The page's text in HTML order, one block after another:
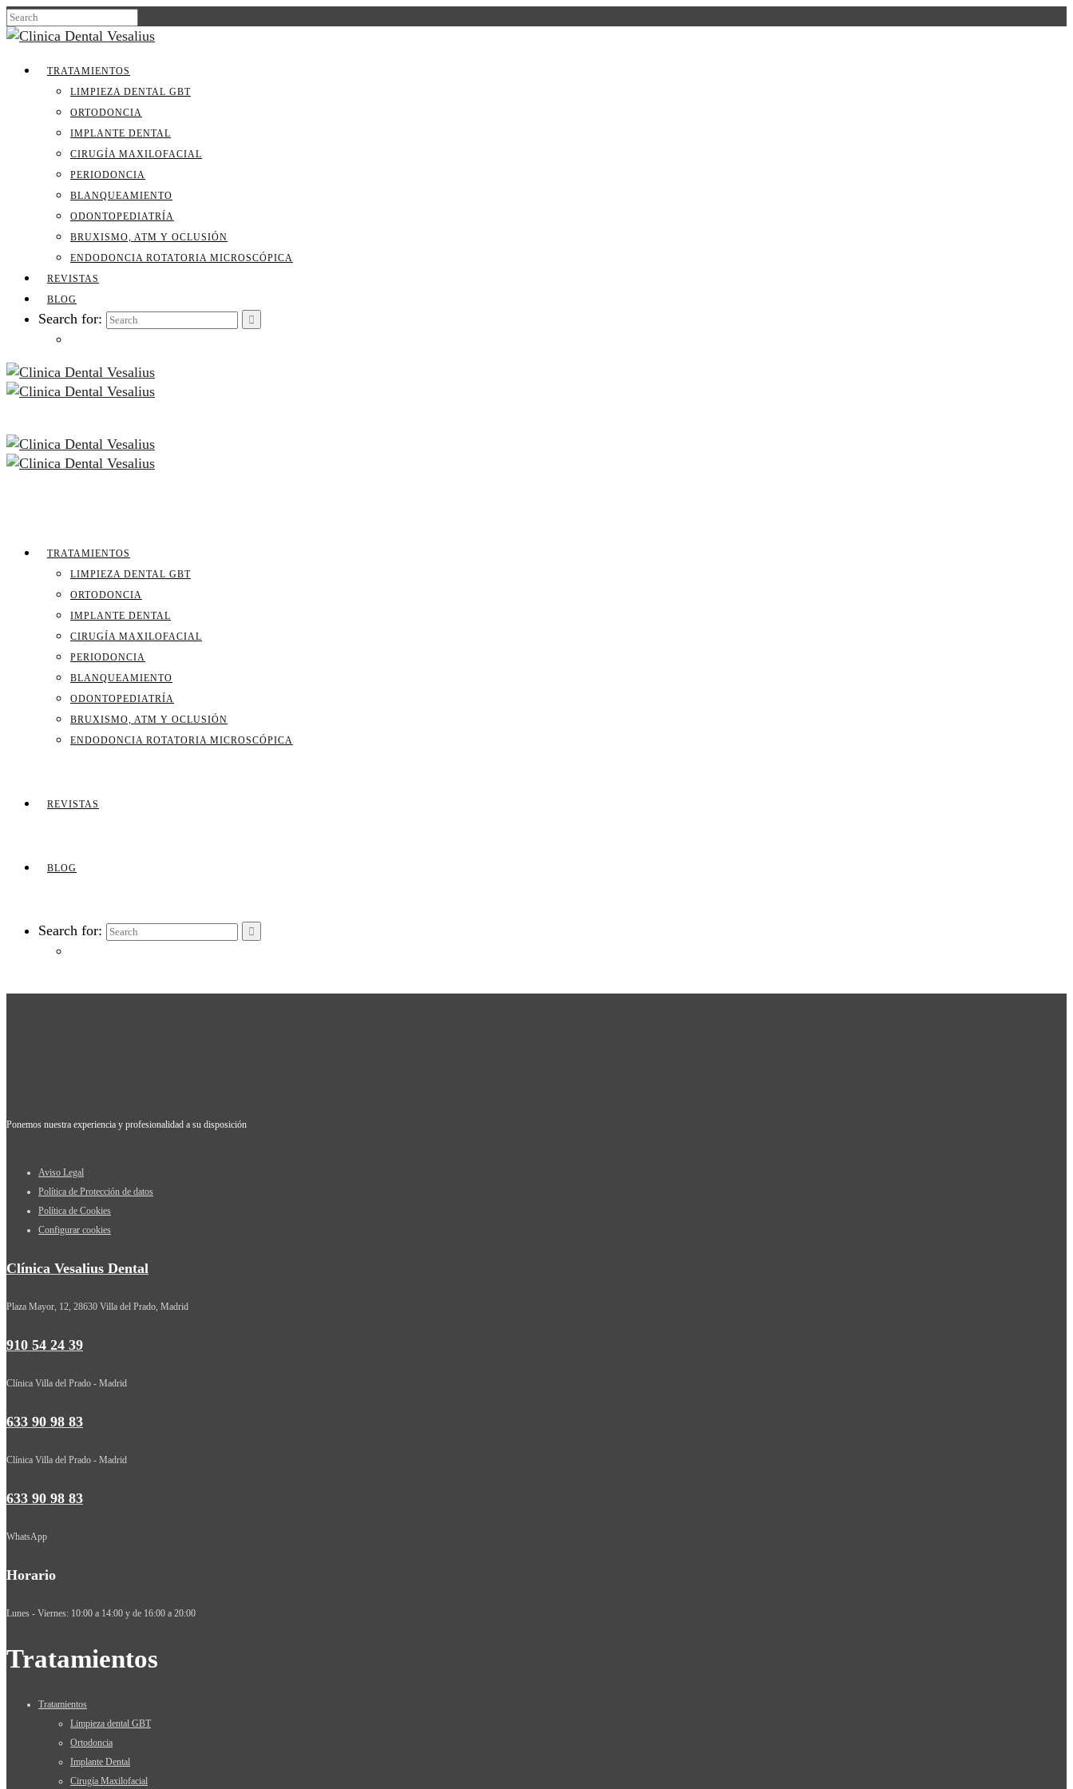
TRATAMIENTOS
LIMPIEZA DENTAL GBT
ORTODONCIA
IMPLANTE DENTAL
CIRUGÍA MAXILOFACIAL
PERIODONCIA
BLANQUEAMIENTO
ODONTOPEDIATRÍA
BRUXISMO, ATM Y OCLUSIÓN
ENDODONCIA ROTATORIA MICROSCÓPICA
REVISTAS
BLOG
Search for:
TRATAMIENTOS
LIMPIEZA DENTAL GBT
ORTODONCIA
IMPLANTE DENTAL
CIRUGÍA MAXILOFACIAL
PERIODONCIA
BLANQUEAMIENTO
ODONTOPEDIATRÍA
BRUXISMO, ATM Y OCLUSIÓN
ENDODONCIA ROTATORIA MICROSCÓPICA
REVISTAS
BLOG
Search for:
Ponemos nuestra experiencia y profesionalidad a su disposición
Aviso Legal
Política de Protección de datos
Política de Cookies
Configurar cookies
Clínica Vesalius Dental
Plaza Mayor, 12, 28630 Villa del Prado, Madrid
910 54 24 39
Clínica Villa del Prado - Madrid
633 90 98 83
Clínica Villa del Prado - Madrid
633 90 98 83
WhatsApp
Horario
Lunes - Viernes: 10:00 a 14:00 y de 16:00 a 20:00
Tratamientos
Tratamientos
Limpieza dental GBT
Ortodoncia
Implante Dental
Cirugía Maxilofacial